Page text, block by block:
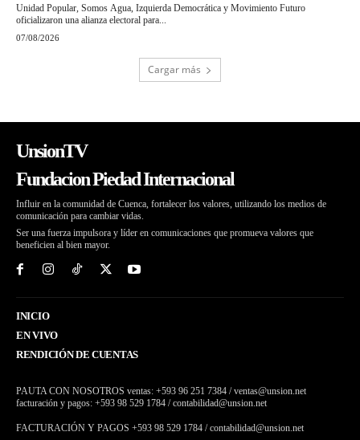
Unidad Popular, Somos Agua, Izquierda Democrática y Movimiento Futuro
oficializaron una alianza electoral para...
07/08/2026
Cargar más
UnsionTV
Fundacion Piedad Internacional
Influir en la comunidad de Cuenca, fortalecer los valores, utilizando los medios de
comunicación para cambiar vidas.
Ser una fuerza impulsora y líder en comunicaciones que promueva valores que
beneficien al bien mayor.
INICIO
EN VIVO
RENDICIÓN DE CUENTAS
PAUTA CON NOSOTROS ventas: +593 96 251 7384 / ventas@unsion.net
facturación y pagos: +593 98 529 1784 / contabilidad@unsion.net
FACTURACIÓN Y PAGOS +593 98 529 1784 / contabilidad@unsion.net